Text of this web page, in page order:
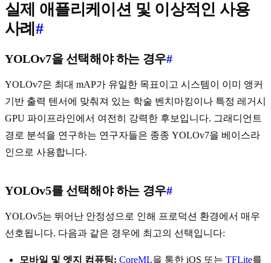
실제 애플리케이션 및 이상적인 사용
사례 #
YOLOv7을 선택해야 하는 경우#
YOLOv7은 최대 mAP가 유일한 목표이고 시스템이 이미 앵커
기반 출력 텐서에 맞춰져 있는 학술 벤치마킹이나 특정 레거시
GPU 파이프라인에서 여전히 강력한 후보입니다. 그래디언트
경로 분석을 연구하는 연구자들은 종종 YOLOv7을 베이스라
인으로 사용합니다.
YOLOv5를 선택해야 하는 경우#
YOLOv5는 뛰어난 안정성으로 인해 프로덕션 환경에서 매우
선호됩니다. 다음과 같은 경우에 최고의 선택입니다:
모바일 및 엣지 컴퓨팅: CoreML을 통한 iOS 또는 TFLite를